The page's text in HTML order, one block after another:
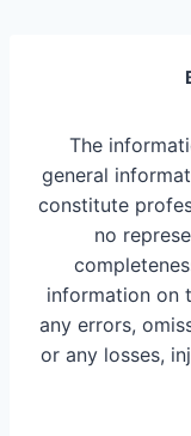
The
general
constitute
no
information on
any errors,
or any losses,